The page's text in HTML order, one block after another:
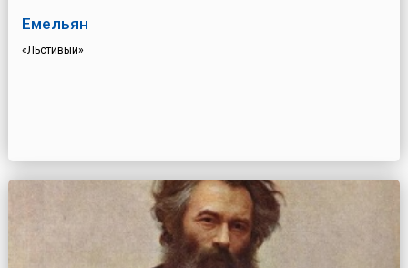
Емельян
«Льстивый»